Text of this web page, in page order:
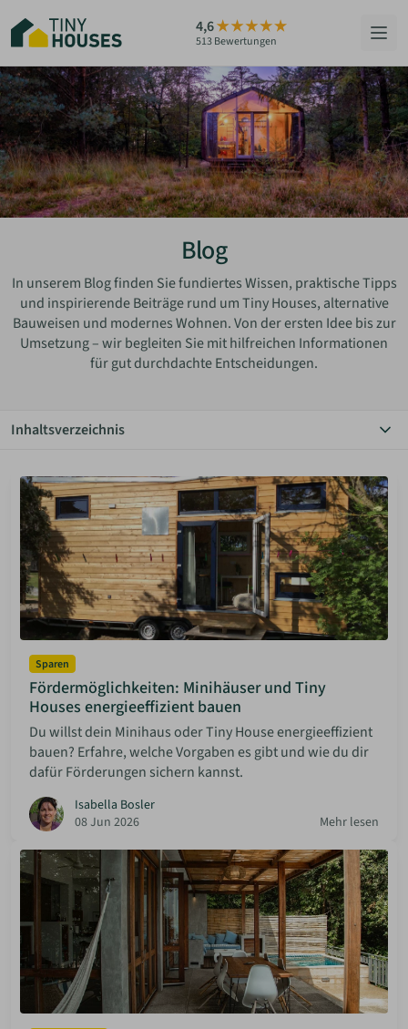
Hauptinhalt
springen
4,6
513 Bewertungen
HÄUSER
BERATUNG
GRUNDSTÜCKE
ÜBER UNS
ZUM HAUS-FINDER
MERKLISTE
Blog
In unserem Blog finden Sie fundiertes Wissen, praktische Tipps
und inspirierende Beiträge rund um Tiny Houses, alternative
Bauweisen und modernes Wohnen. Von der ersten Idee bis zur
Umsetzung – wir begleiten Sie mit hilfreichen Informationen
für gut durchdachte Entscheidungen.
Inhaltsverzeichnis
Autarkie
Bauen Diy
Community
Einrichtung
Grundstücke
Haus & Garten
Hauskauf
Inspiration
Mieten & Vermieten
Minimalismus
Rechtliches
Solaranlagen
Sparen
Sparen
Fördermöglichkeiten: Minihäuser und Tiny
Houses energieeffizient bauen
Du willst dein Minihaus oder Tiny House energieeffizient
bauen? Erfahre, welche Vorgaben es gibt und wie du dir
dafür Förderungen sichern kannst.
Isabella Bosler
08 Jun 2026
Mehr lesen